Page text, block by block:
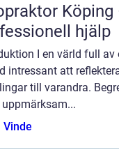
hjälp
I en värld full
intressant att
till varandra.
Vinde